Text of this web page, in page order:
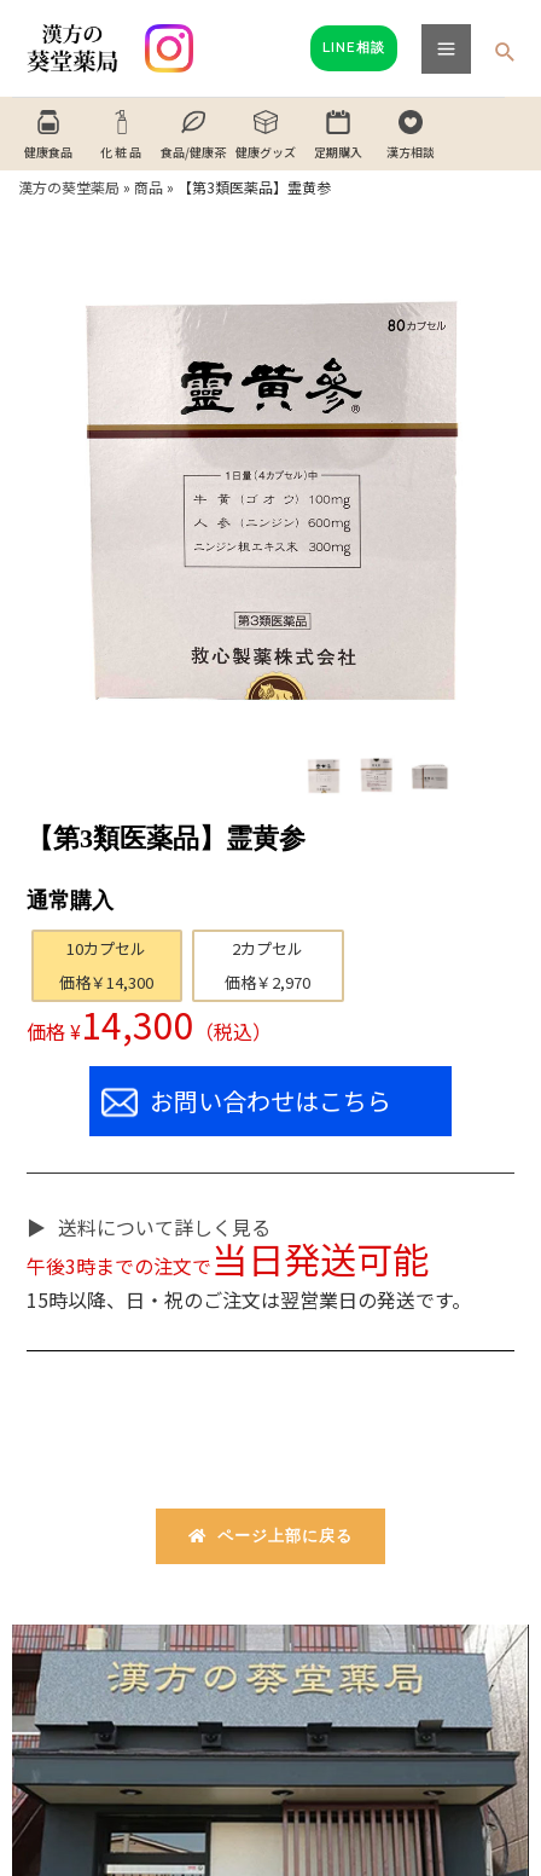
LINE相談
Main
Menu
検
健康食品 化 粧 品 食品/健康茶 健康グッズ 定期購入 漢方相談
漢方の葵堂薬局 » 商品 » 【第3類医薬品】霊黄参
【第3類医薬品】霊黄参
通常購入
10カプセル
価格￥14,300
2カプセル
価格￥2,970
価格 ¥14,300 （税込）
お問い合わせはこちら
送料について詳しく見る
午後3時までの注文で当日発送可能
15時以降、日・祝のご注文は翌営業日の発送です。
ページ上部に戻る